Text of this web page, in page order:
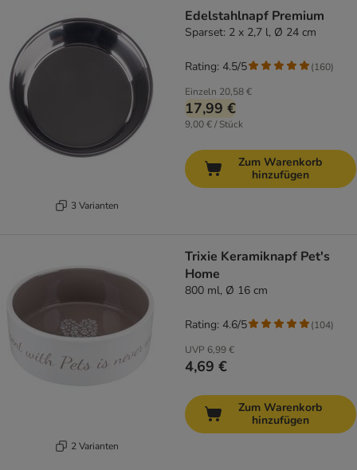
3 Varianten
Edelstahlnapf Premium
Sparset: 2 x 2,7 l, Ø 24 cm
Einzeln 20,58 €
17,99 €
9,00 € / Stück
Rating: 4.5/5 (160)
Zum Warenkorb
hinzufügen
2 Varianten
Trixie Keramiknapf Pet's
Home
800 ml, Ø 16 cm
UVP 6,99 €
4,69 €
Rating: 4.6/5 (104)
Zum Warenkorb
hinzufügen